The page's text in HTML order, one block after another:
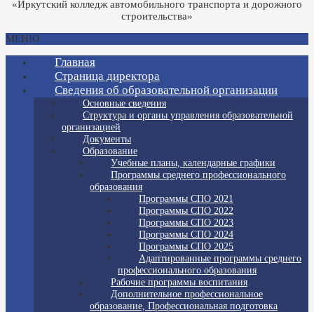
«Иркутский колледж автомобильного транспорта и дорожного
строительства»
МЕНЮ
Главная
Страница директора
Сведения об образовательной организации
Основные сведения
Структура и органы управления образовательной
организацией
Документы
Образование
Учебные планы, календарные графики
Программы среднего профессионального
образования
Программы СПО 2021
Программы СПО 2022
Программы СПО 2023
Программы СПО 2024
Программы СПО 2025
Адаптированные программы среднего
профессионального образования
Рабочие программы воспитания
Дополнительное профессиональное
образование, Профессиональная подготовка